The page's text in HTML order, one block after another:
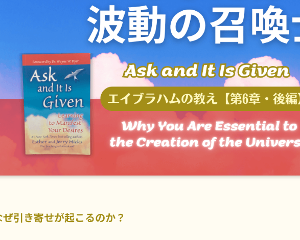
ぜ引き寄せが起こるのか？